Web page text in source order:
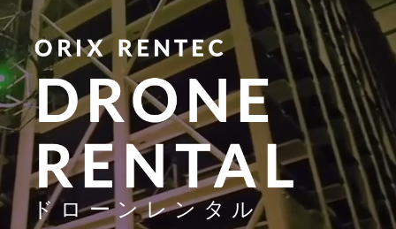
ドローンレンタル